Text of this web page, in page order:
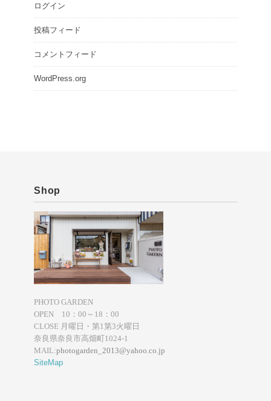
ログイン
投稿フィード
コメントフィード
WordPress.org
Shop
PHOTO GARDEN
OPEN 10：00～18：00
CLOSE 月曜日・第1第3火曜日
奈良県奈良市高畑町1024-1
MAIL:photogarden_2013@yahoo.co.jp
SiteMap